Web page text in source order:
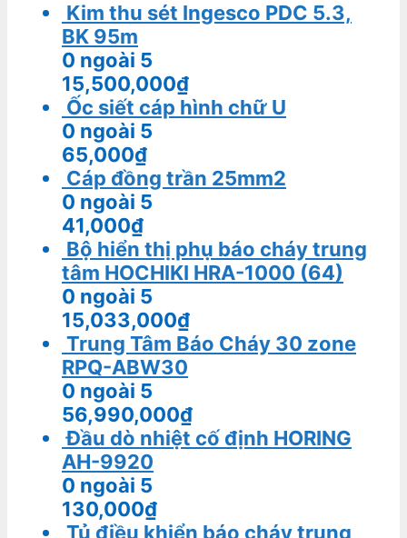
Kim thu sét Ingesco PDC 5.3,
BK 95m
0 ngoài 5
15,500,000₫
Ốc siết cáp hình chữ U
0 ngoài 5
65,000₫
Cáp đồng trần 25mm2
0 ngoài 5
41,000₫
Bộ hiển thị phụ báo cháy trung
tâm HOCHIKI HRA-1000 (64)
0 ngoài 5
15,033,000₫
Trung Tâm Báo Cháy 30 zone
RPQ-ABW30
0 ngoài 5
56,990,000₫
Đầu dò nhiệt cố định HORING
AH-9920
0 ngoài 5
130,000₫
Tủ điều khiển báo cháy trung